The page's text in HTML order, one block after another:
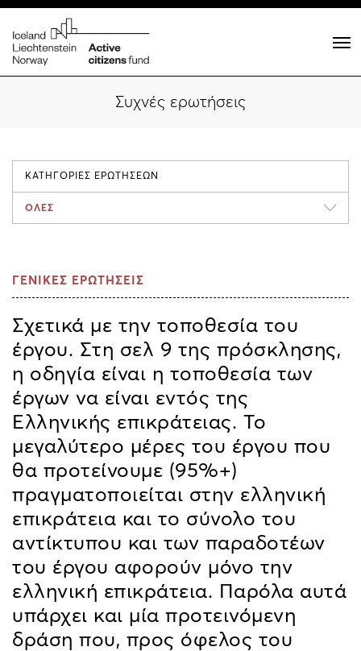
Συχνές ερωτήσεις
ΚΑΤΗΓΟΡΙΕΣ ΕΡΩΤΗΣΕΩΝ
ΟΛΕΣ
ΓΕΝΙΚΕΣ ΕΡΩΤΗΣΕΙΣ
Σχετικά με την τοποθεσία του
έργου. Στη σελ 9 της πρόσκλησης,
η οδηγία είναι η τοποθεσία των
έργων να είναι εντός της
Ελληνικής επικράτειας. Το
μεγαλύτερο μέρες του έργου που
θα προτείνουμε (95%+)
πραγματοποιείται στην ελληνική
επικράτεια και το σύνολο του
αντίκτυπου και των παραδοτέων
του έργου αφορούν μόνο την
ελληνική επικράτεια. Παρόλα αυτά
υπάρχει και μία προτεινόμενη
δράση που, προς όφελος του